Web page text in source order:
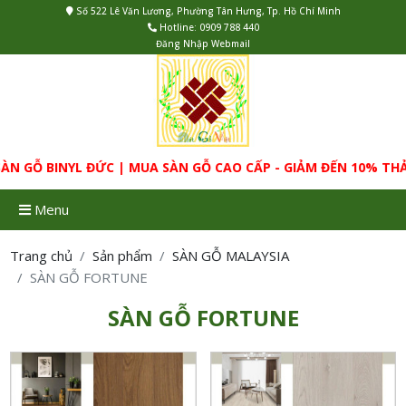
Số 522 Lê Văn Lương, Phường Tân Hưng, Tp. Hồ Chí Minh
Hotline: 0909 788 440
Đăng Nhập Webmail
BINYL ĐỨC | MUA SÀN GỖ CAO CẤP - GIẢM ĐẾN 10%
Menu
Trang chủ Sản phẩm
SÀN GỖ MALAYSIA
SÀN GỖ FORTUNE
SÀN GỖ FORTUNE
Quy cách: 1225 x 172 x
8mm (+1.5mm IXPE)
Quy cách: 1225 x 172 x
8mm